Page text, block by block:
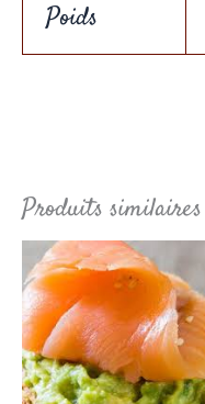
Poids
Produits similaires